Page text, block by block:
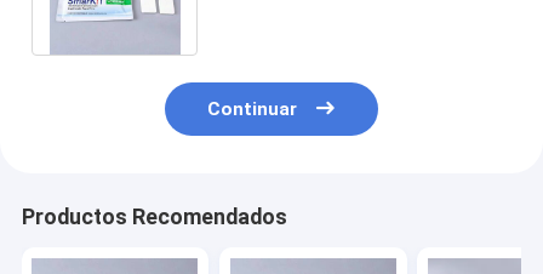
Continuar
Productos Recomendados